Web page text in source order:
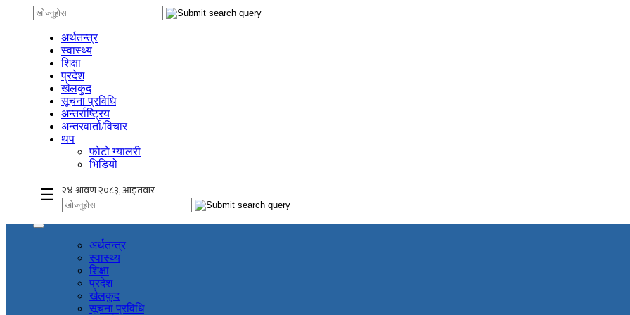
अर्थतन्त्र
स्वास्थ्य
शिक्षा
प्रदेश
खेलकुद
सूचना प्रविधि
अन्तर्राष्ट्रिय
अन्तरवार्ता/विचार
थप
फोटो ग्यालरी
भिडियो
☰
अर्थतन्त्र
स्वास्थ्य
शिक्षा
प्रदेश
खेलकुद
सूचना प्रविधि